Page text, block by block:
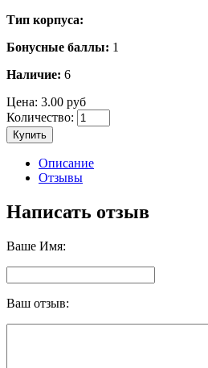
Тип корпуса:
Бонусные баллы: 1
Наличие: 6
Цена: 3.00 руб
Количество:
Купить
Описание
Отзывы
Написать отзыв
Ваше Имя:
Ваш отзыв: